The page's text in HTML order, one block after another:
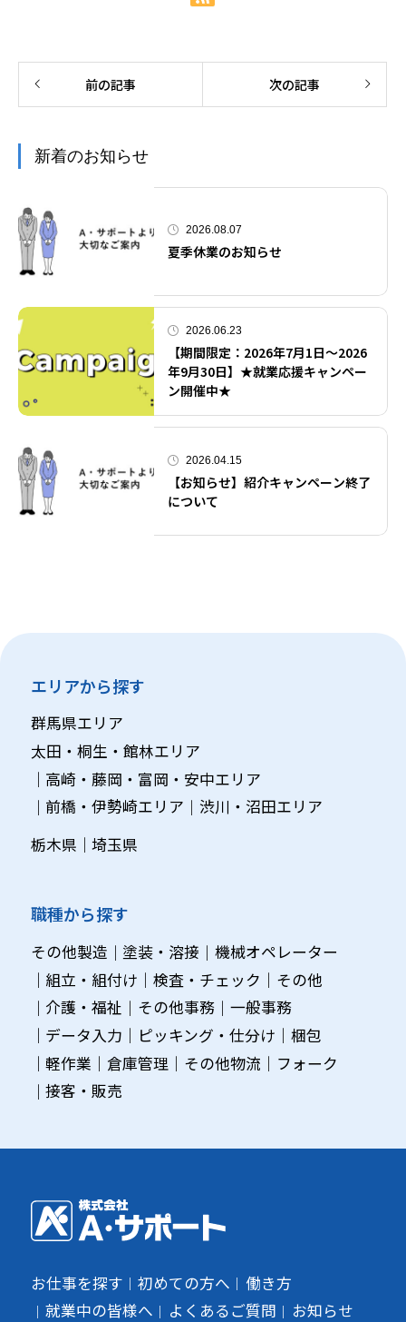
前の記事 次の記事
新着のお知らせ
2026.08.07
夏季休業のお知らせ
2026.06.23
【期間限定：2026年7月1日～2026
年9月30日】★就業応援キャンペー
ン開催中★
2026.04.15
【お知らせ】紹介キャンペーン終了
について
エリアから探す
群馬県エリア
太田・桐生・館林エリア
高崎・藤岡・富岡・安中エリア
前橋・伊勢崎エリア
渋川・沼田エリア
栃木県
埼玉県
職種から探す
その他製造 塗装・溶接
機械オペレーター
組立・組付け
検査・チェック
その他
介護・福祉
その他事務
一般事務
データ入力
ピッキング・仕分け
梱包
軽作業
倉庫管理 その他物流
フォーク
接客・販売
お仕事を探す 初めての方へ
働き方
就業中の皆様へ
よくあるご質問 お知らせ